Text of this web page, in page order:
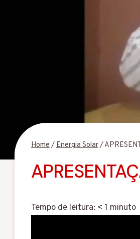
Home/Energia Solar/
Tempo de leitura: < 1 minuto